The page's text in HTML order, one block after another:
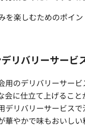
を楽しむためのポイ
リバリーサービ
用のデリバリーサー
会に仕立て上げること
デリバリーサービス
華やかで味もおいしい